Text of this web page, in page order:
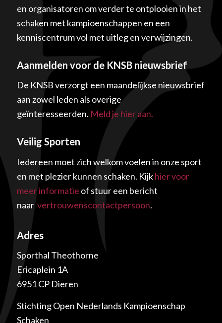
en organisatoren om verder te ontplooien in het
schaken met kampioenschappen en een
kenniscentrum vol met uitleg en verwijzingen.
Aanmelden voor de KNSB nieuwsbrief
De KNSB verzorgt een maandelijkse nieuwsbrief
aan zowel leden als overige
geïnteresseerden. Meld je hier aan.
Veilig Sporten
Iedereen moet zich welkom voelen in onze sport
en met plezier kunnen schaken. Kijkhier voor
meer informatie of stuur een bericht
naarvertrouwenscontactpersoon.
Adres
Sporthal Theothorne
Ericaplein 1A
6951 CP Dieren
Stichting Open Nederlands Kampioenschap
Schaken